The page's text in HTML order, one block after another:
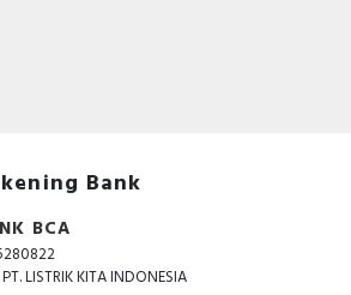
Bank
BCA
LISTRIK KITA INDONESIA